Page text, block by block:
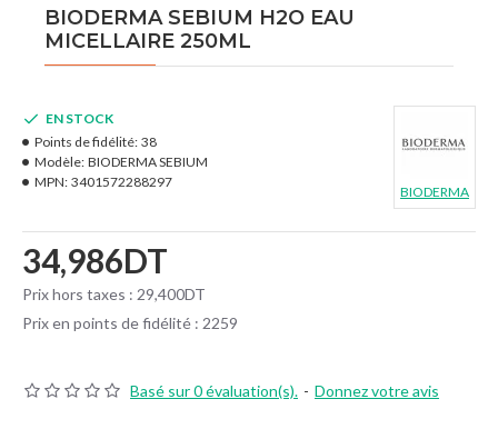
BIODERMA SEBIUM H2O EAU
MICELLAIRE 250ML
Basé sur 0 évaluation(s). - Donnez votre avis
34,986DT
Prix hors taxes : 29,400DT
Prix en points de fidélité : 2259
EN STOCK
Points de fidélité: 38
Modèle: BIODERMA SEBIUM
MPN: 3401572288297
BIODERMA